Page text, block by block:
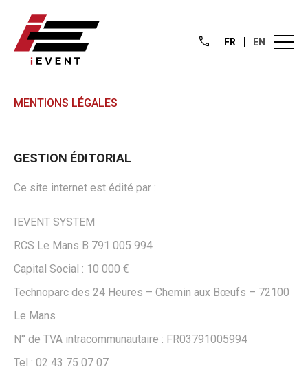
FR EN
MENTIONS LÉGALES
GESTION ÉDITORIAL
Ce site internet est édité par :
IEVENT SYSTEM
RCS Le Mans B 791 005 994
Capital Social : 10 000 €
Technoparc des 24 Heures – Chemin aux Bœufs – 72100
Le Mans
N° de TVA intracommunautaire : FR03791005994
Tel : 02 43 75 07 07